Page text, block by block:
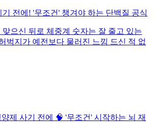
전에! '무조건' 챙겨야 하는 단백질 공식
으신 뒤로 체중계 숫자는 잘 줄고 있는
벅지가 예전보다 물러진 느낌 드신 적 없
제 사기 전에 🧠 '무조건' 시작하는 뇌 재